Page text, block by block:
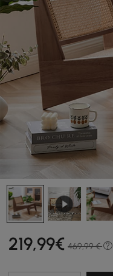
219,99€ 469,99 €